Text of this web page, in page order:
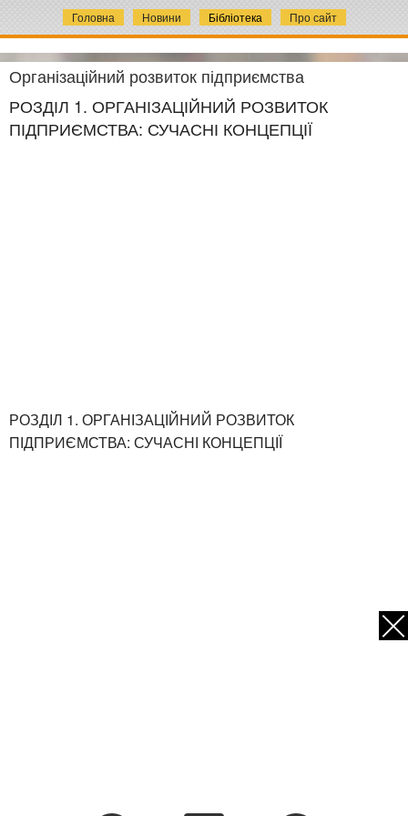
Головна Новини Бібліотека Про сайт
Організаційний розвиток підприємства
РОЗДІЛ 1. ОРГАНІЗАЦІЙНИЙ РОЗВИТОК
ПІДПРИЄМСТВА: СУЧАСНІ КОНЦЕПЦІЇ
РОЗДІЛ 1. ОРГАНІЗАЦІЙНИЙ РОЗВИТОК
ПІДПРИЄМСТВА: СУЧАСНІ КОНЦЕПЦІЇ